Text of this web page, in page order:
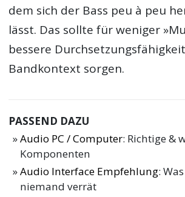
dem sich der Bass peu à peu
lässt. Das sollte für weniger
bessere
Bandkontext sorgen.
PASSEND DAZU
Audio PC / Computer: Richtige &
Komponenten
Audio Interface Empfehlung:
niemand verrät